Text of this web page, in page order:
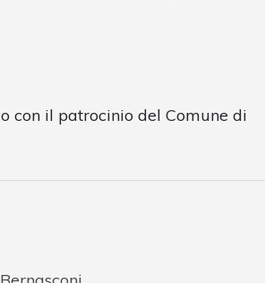
con il patrocinio del Comune di